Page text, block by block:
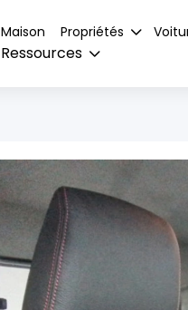
Maison Propriétés
Ressources